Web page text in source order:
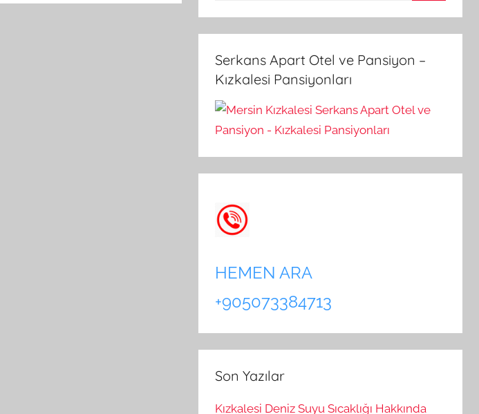
a
m
a
:
Serkans Apart Otel ve Pansiyon –
Kızkalesi Pansiyonları
HEMEN ARA
+905073384713
Son Yazılar
Kızkalesi Deniz Suyu Sıcaklığı Hakkında